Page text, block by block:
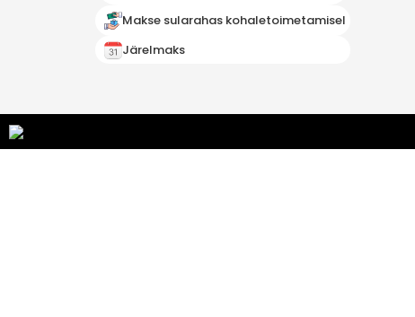
Makse sularahas kohaletoimetamisel
Järelmaks